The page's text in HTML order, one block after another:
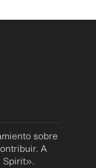
sobre
A
Spirit».